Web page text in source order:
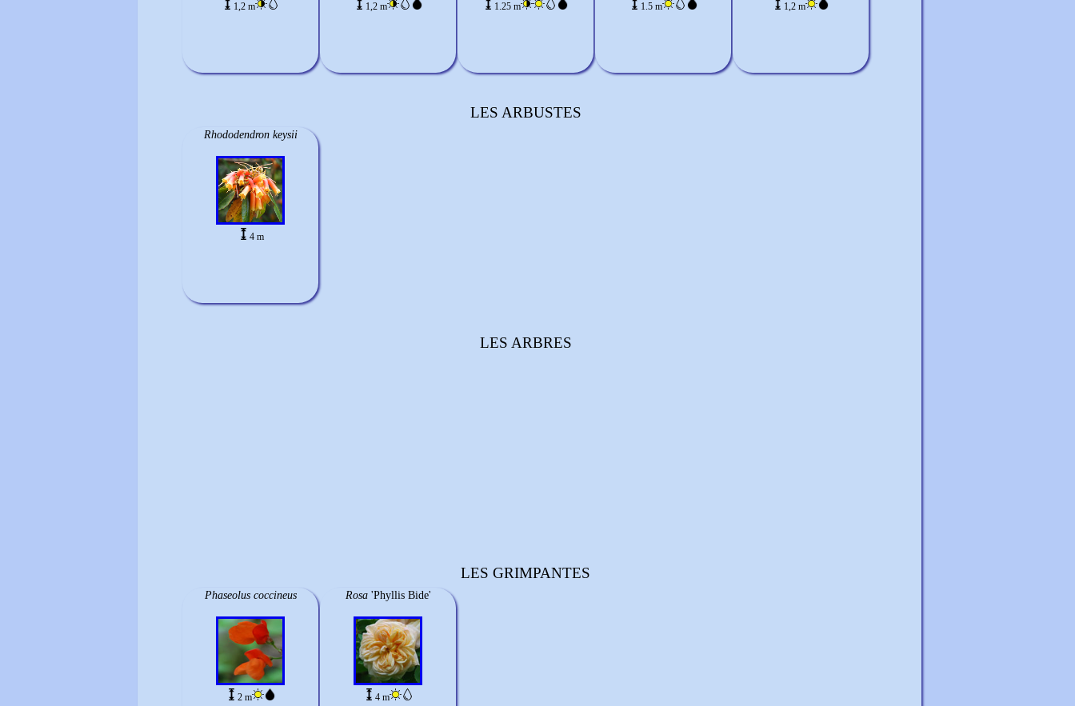
1,2 m 1,2 m 1.25 m 1.5 m 1,2 m
LES ARBUSTES
Rhododendron keysii
4 m
LES ARBRES
LES GRIMPANTES
Phaseolus coccineus
2 m
Rosa 'Phyllis Bide'
4 m